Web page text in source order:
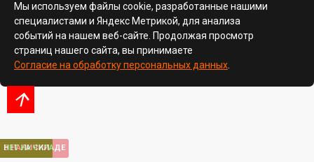
В НАЛИЧИИ
В НАЛИЧИИ
В НАЛИЧИИ
В НАЛИЧИИ
В НАЛИЧИИ
НЕТ НА СКЛАДЕ
Мы используем файлы cookie, разработанные нашими
специалистами и Яндекс Метрикой, для анализа
событий на нашем веб-сайте. Продолжая просмотр
страниц нашего сайта, вы принимаете
Согласие на обработку персональных данных